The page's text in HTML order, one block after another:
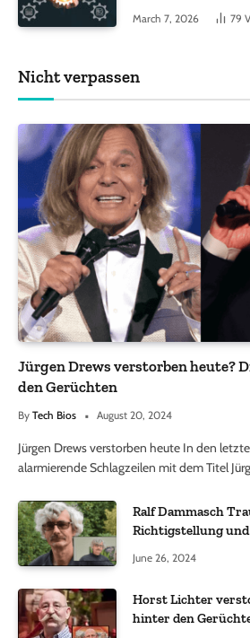
Funktionen, auf
March 7, 2026 79
Nicht verpassen
Jürgen Drews verstorben heute?
den Gerüchten
By Tech Bios August 20, 2024
Jürgen Drews verstorben heute In den
alarmierende Schlagzeilen mit dem Titel
Ralf Dammasch
Richtigstellung
June 26, 2024
Horst Lichter
hinter den